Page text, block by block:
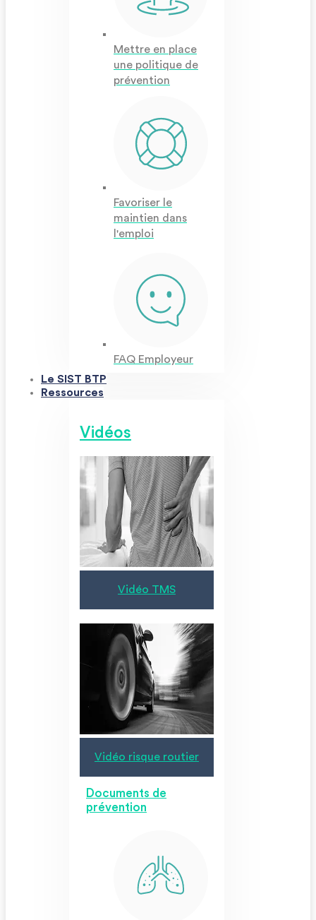
Mettre en place
une politique de
prévention
Favoriser le
maintien dans
l'emploi
FAQ Employeur
Le SIST BTP
Ressources
Vidéos
Vidéo TMS
Vidéo risque routier
Documents de
prévention